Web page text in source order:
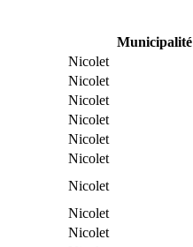
Municipalité
Nicolet
Nicolet
Nicolet
Nicolet
Nicolet
Nicolet
Nicolet
Nicolet
Nicolet